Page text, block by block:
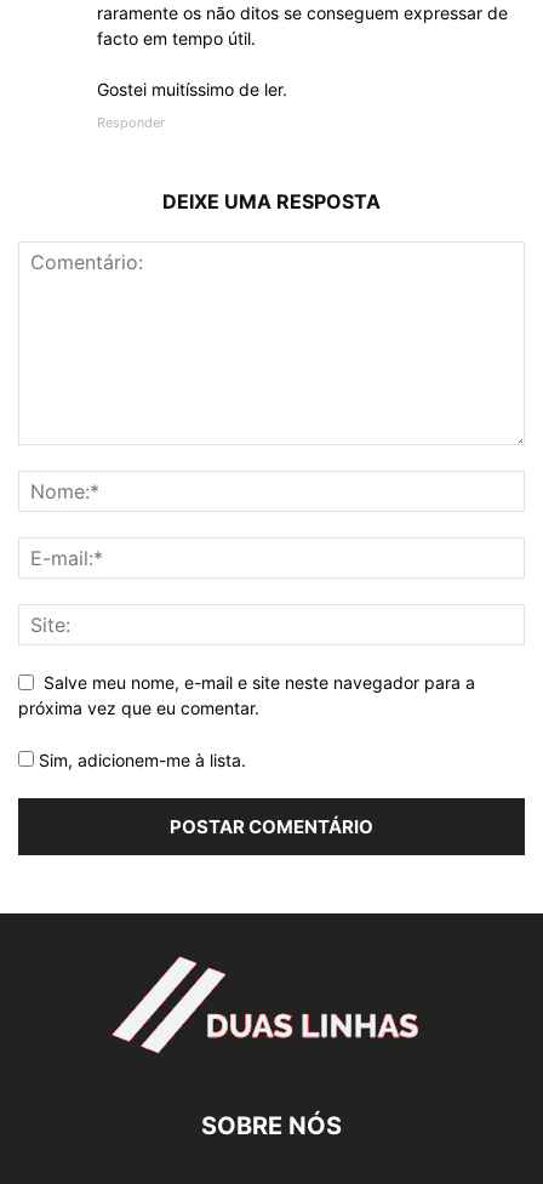
raramente os não ditos se conseguem expressar de
facto em tempo útil.
Gostei muitíssimo de ler.
Responder
DEIXE UMA RESPOSTA
Salve meu nome, e-mail e site neste navegador para a
próxima vez que eu comentar.
Sim, adicionem-me à lista.
SOBRE NÓS